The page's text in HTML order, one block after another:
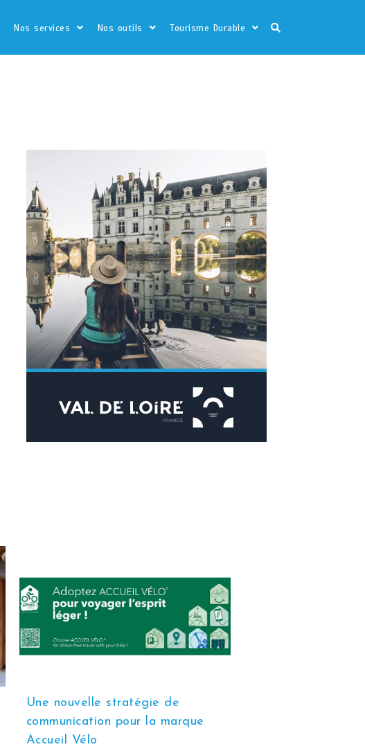
Nos services Nos outils Tourisme Durable
Une nouvelle stratégie de
communication pour la marque
Accueil Vélo